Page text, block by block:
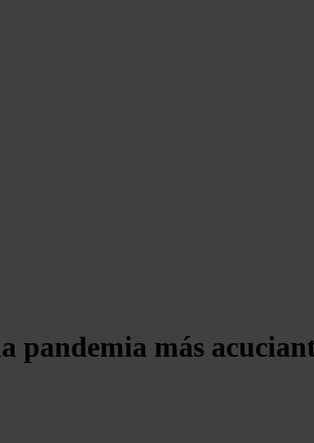
pandemia más